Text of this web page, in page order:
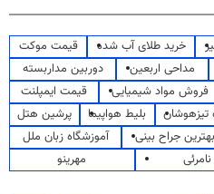
خرید طلای آب شده
قیمت موکت
مداحی اربعین
دوربین مداربسته
فروش مواد شیمیایی
قیمت ایمپلنت
تیزهوشان بلیط هواپیما
پرشین هتل
بهترین جراح بینی
آموزشگاه زبان ملل
مهرینو